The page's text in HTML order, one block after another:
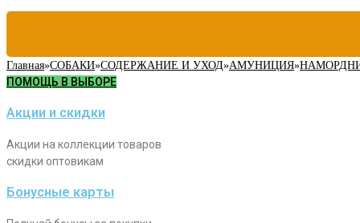
Главная»СОБАКИ»СОДЕРЖАНИЕ И УХОД»АМУНИЦИЯ»
ПОМОЩЬ В ВЫБОРЕ
Акции и скидки
Акции на коллекции товаров
скидки оптовикам
Бонусные карты